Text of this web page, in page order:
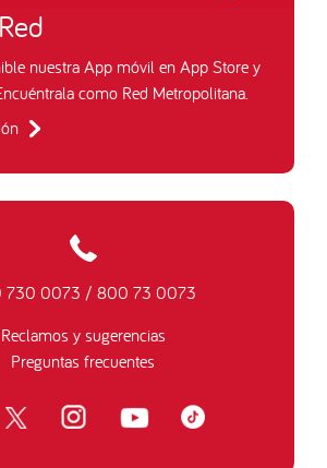
nuestra App móvil en App Store y
como Red Metropolitana.
730 0073 / 800 73 0073
Reclamos y sugerencias
Preguntas frecuentes